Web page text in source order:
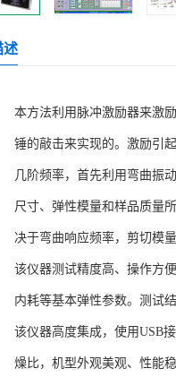
述
本方法利用脉冲激励器来激
锤的敲击来实现的。激励引
几阶频率，首先利用弯曲振
尺寸、弹性模量和样品质量
决于弯曲响应频率，剪切模
该仪器测试精度高、操作方
内耗等基本弹性参数。测试
该仪器高度集成，使用USB
燥比，机型外观美观、性能